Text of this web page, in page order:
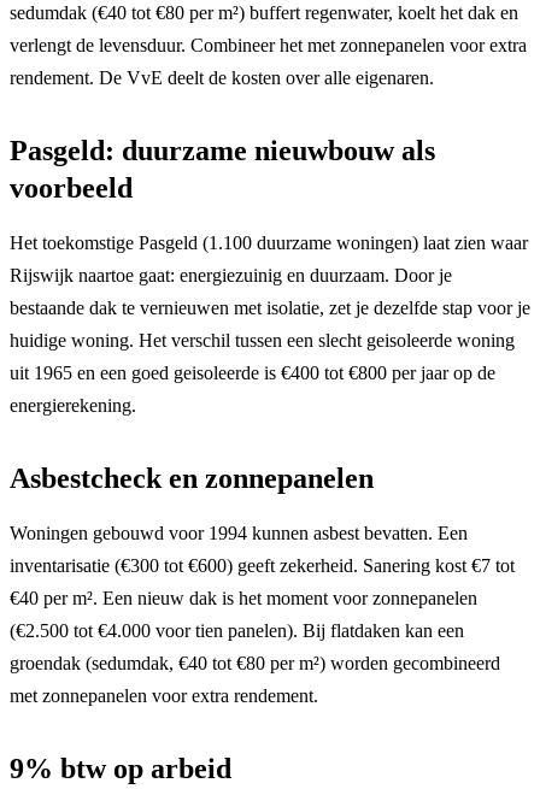
sedumdak (€40 tot €80 per m²) buffert regenwater, koelt het dak en
verlengt de levensduur. Combineer het met zonnepanelen voor extra
rendement. De VvE deelt de kosten over alle eigenaren.
Pasgeld: duurzame nieuwbouw als
voorbeeld
Het toekomstige Pasgeld (1.100 duurzame woningen) laat zien waar
Rijswijk naartoe gaat: energiezuinig en duurzaam. Door je
bestaande dak te vernieuwen met isolatie, zet je dezelfde stap voor je
huidige woning. Het verschil tussen een slecht geisoleerde woning
uit 1965 en een goed geisoleerde is €400 tot €800 per jaar op de
energierekening.
Asbestcheck en zonnepanelen
Woningen gebouwd voor 1994 kunnen asbest bevatten. Een
inventarisatie (€300 tot €600) geeft zekerheid. Sanering kost €7 tot
€40 per m². Een nieuw dak is het moment voor zonnepanelen
(€2.500 tot €4.000 voor tien panelen). Bij flatdaken kan een
groendak (sedumdak, €40 tot €80 per m²) worden gecombineerd
met zonnepanelen voor extra rendement.
9% btw op arbeid